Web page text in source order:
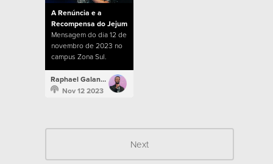
A Renúncia e a
Recompensa do Jejum
Mensagem do dia 12 de
novembro de 2023 no
campus Zona Sul.
Raphael Galante
Nov 12 2023
Next